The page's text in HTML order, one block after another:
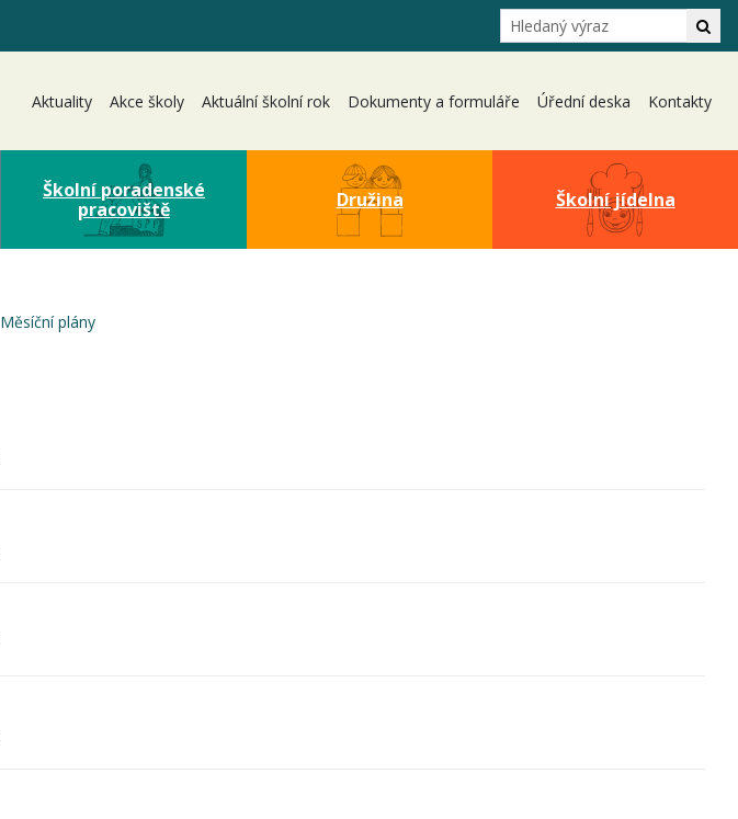
Aktuality Akce školy Aktuální školní rok Dokumenty a formuláře Úřední deska Kontakty
Hledání
Školní poradenské
pracoviště
Družina Školní jídelna
Měsíční plány(aktuální)